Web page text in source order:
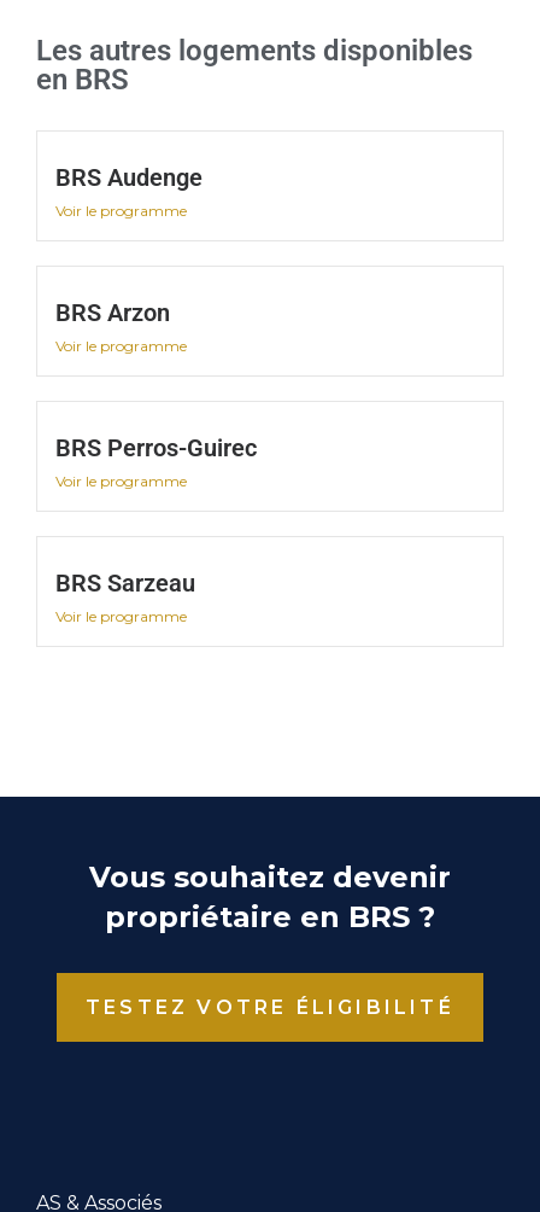
Les autres logements disponibles
en BRS
BRS Audenge
Voir le programme
BRS Arzon
Voir le programme
BRS Perros-Guirec
Voir le programme
BRS Sarzeau
Voir le programme
Vous souhaitez devenir
propriétaire en BRS ?
TESTEZ VOTRE ÉLIGIBILITÉ
AS & Associés